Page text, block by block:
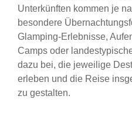
Unterkünften kommen je
besondere
Glamping-Erlebnisse,
Camps oder
dazu bei, die jeweilige
erleben und die Reise
zu gestalten.